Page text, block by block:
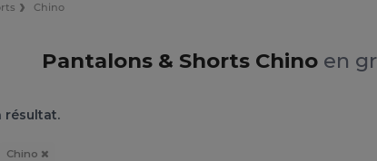
Chino
Pantalons & Shorts Chino en
résultat.
Chino